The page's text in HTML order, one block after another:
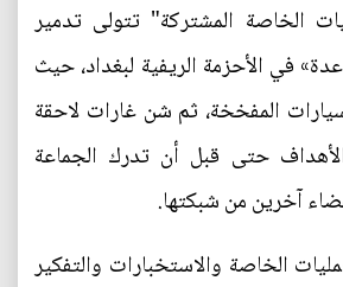
الخاصة المشتركة" تتولى تدمير
في الأحزمة الريفية لبغداد، حيث
المفخخة، ثم شن غارات لاحقة
حتى قبل أن تدرك الجماعة
آخرين من شبكتها.
الخاصة والاستخبارات والتفكير